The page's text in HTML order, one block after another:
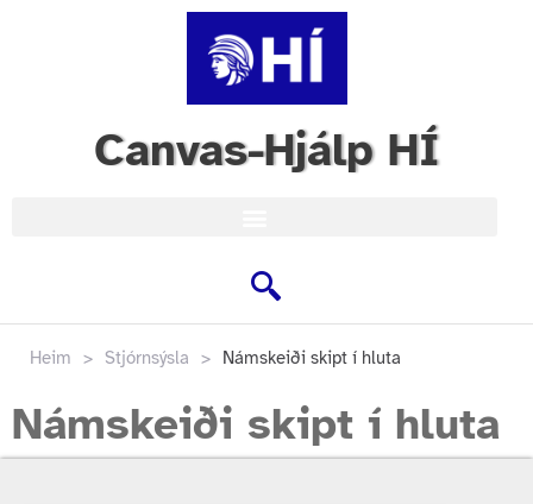
Canvas-Hjálp HÍ
Heim > Stjórnsýsla > Námskeiði skipt í hluta
Námskeiði skipt í hluta